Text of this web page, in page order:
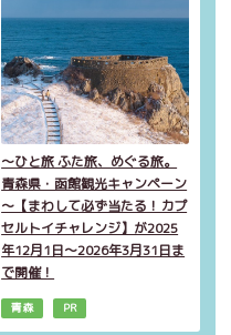
～ひと旅 ふた旅、めぐる旅。
青森県・函館観光キャンペーン
～【まわして必ず当たる！カプ
セルトイチャレンジ】が2025
年12月1日～2026年3月31日ま
で開催！
青森 PR